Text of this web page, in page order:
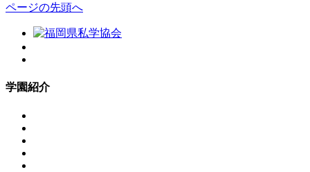
ページの先頭へ
学園紹介